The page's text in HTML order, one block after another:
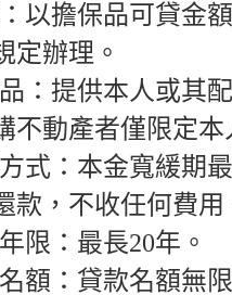
：以擔保品可貸金
定辦理。
品：提供本人或其
不動產者僅限定
方式：本金寬緩期
款，不收任何費用
限：最長20年。
名額：貸款名額無